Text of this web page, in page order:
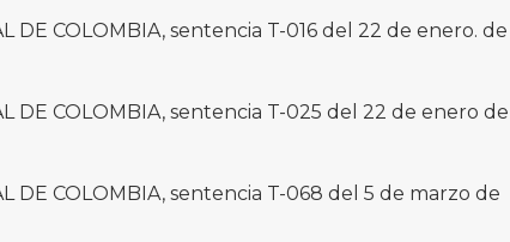
DE COLOMBIA, sentencia T-016 del 22 de enero. de
DE COLOMBIA, sentencia T-025 del 22 de enero de
DE COLOMBIA, sentencia T-068 del 5 de marzo de